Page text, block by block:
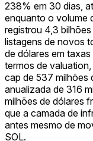
238% em 30 dias,
enquanto o volume
registrou 4,3
listagens de novos
de dólares em
termos de
cap de 537 milhões
anualizada de 316
milhões de dólares
que a camada de
antes mesmo de
SOL.